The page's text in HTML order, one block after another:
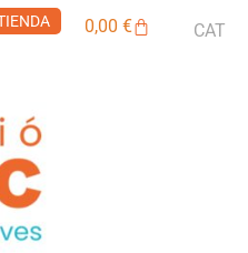
0,00 €Carrito CAT